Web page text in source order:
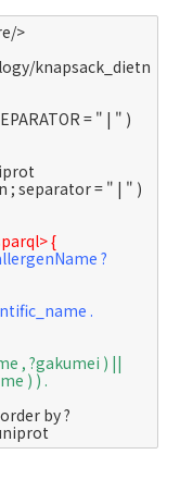
>
knapsack_dietn
{
?
.
, ?gakumei ) ||
) ) .
by ?